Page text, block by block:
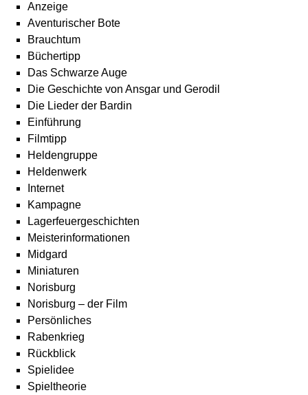
Anzeige
Aventurischer Bote
Brauchtum
Büchertipp
Das Schwarze Auge
Die Geschichte von Ansgar und Gerodil
Die Lieder der Bardin
Einführung
Filmtipp
Heldengruppe
Heldenwerk
Internet
Kampagne
Lagerfeuergeschichten
Meisterinformationen
Midgard
Miniaturen
Norisburg
Norisburg – der Film
Persönliches
Rabenkrieg
Rückblick
Spielidee
Spieltheorie